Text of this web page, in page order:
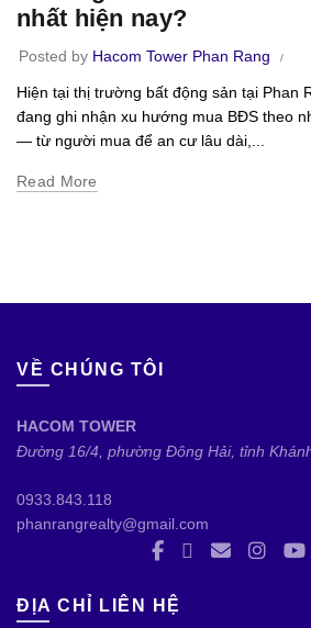
nhất hiện nay?
Posted by Hacom Tower Phan Rang
Hiện tại thị trường bất động sản tại Phan
đang ghi nhận xu hướng mua BĐS theo
— từ người mua để an cư lâu dài,...
Read More
VỀ CHÚNG TÔI
HACOM TOWER
Đường 16/4, phường Đông Hải, tỉnh
0933.843.118
phanrangrealty@gmail.com
ĐỊA CHỈ LIÊN HỆ